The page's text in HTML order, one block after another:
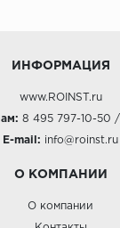
ИНФОРМАЦИЯ
www.ROINST.ru
8 495 797-10-50 /
E-mail: info@roinst.ru
О КОМПАНИИ
О компании